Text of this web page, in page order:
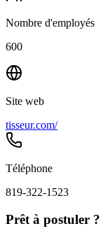
Nombre d'employés
600
Site web
tisseur.com/
Téléphone
819-322-1523
Prêt à postuler ?